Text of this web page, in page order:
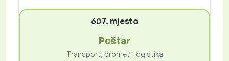
607. mjesto
Poštar
Transport, promet i logistika